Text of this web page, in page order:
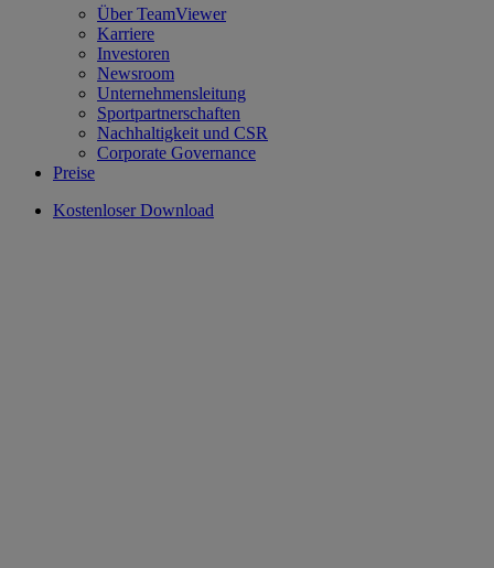
Über TeamViewer
Karriere
Investoren
Newsroom
Unternehmensleitung
Sportpartnerschaften
Nachhaltigkeit und CSR
Corporate Governance
Preise
Kostenloser Download